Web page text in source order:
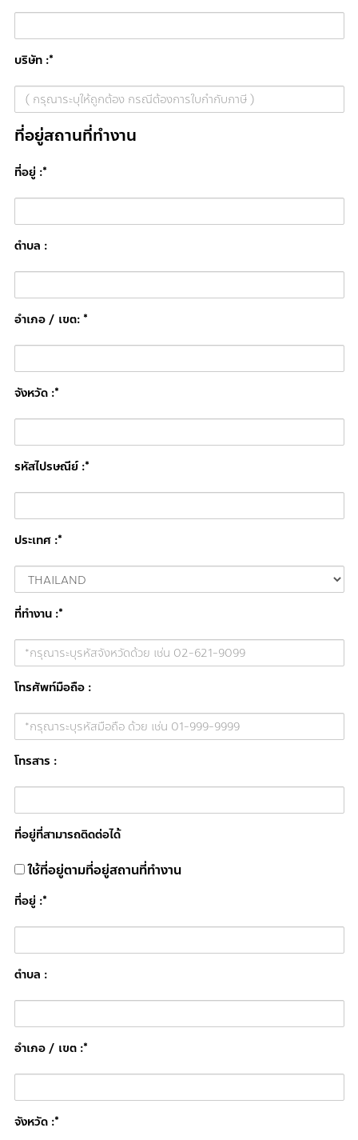
บริษัท :*
ที่อยู่สถานที่ทำงาน
ที่อยู่ :*
ตำบล :
อำเภอ / เขต: *
จังหวัด :*
รหัสไปรษณีย์ :*
ประเทศ :*
ที่ทำงาน :*
โทรศัพท์มือถือ :
โทรสาร :
ที่อยู่ที่สามารถติดต่อได้
ใช้ที่อยู่ตามที่อยู่สถานที่ทำงาน
ที่อยู่ :*
ตำบล :
อำเภอ / เขต :*
จังหวัด :*